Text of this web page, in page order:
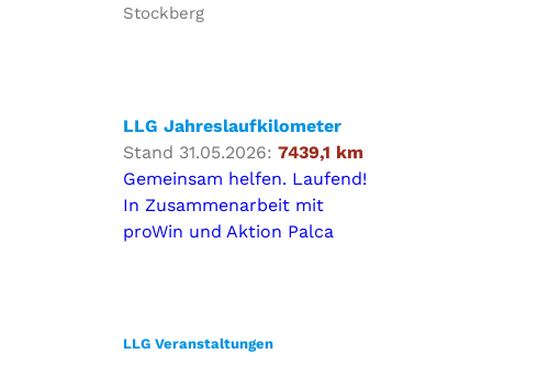
Stockberg
LLG Jahreslaufkilometer
Stand 31.05.2026: 7439,1 km
Gemeinsam helfen. Laufend!
In Zusammenarbeit mit
proWin und Aktion Palca
LLG Veranstaltungen